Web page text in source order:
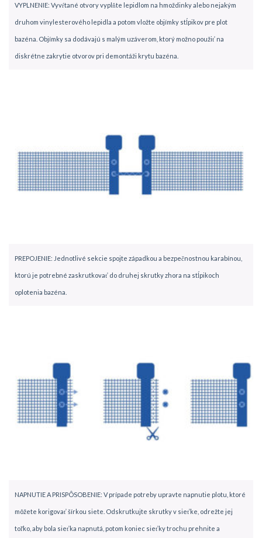
VYPLNENIE: Vyvŕtané otvory vyplňte lepidlom na hmoždinky alebo nejakým
druhom vinylesterového lepidla a potom vložte objímky stĺpikov pre plot
bazéna. Objímky sa dodávajú s malým uzáverom, ktorý možno použiť na
diskrétne zakrytie otvorov pri demontáži krytu bazéna.
PREPOJENIE: Jednotlivé sekcie spojte západkou a bezpečnostnou karabínou,
ktorú je potrebné zaskrutkovať do druhej skrutky zhora na stĺpikoch
oplotenia bazéna.
NAPNUTIE A PRISPÔSOBENIE: V prípade potreby upravte napnutie plotu, ktoré
môžete korigovať šírkou siete. Odskrutkujte skrutky v sieťke, odrežte jej
toľko, aby bola sieťka napnutá, potom koniec sieťky trochu prehnite a